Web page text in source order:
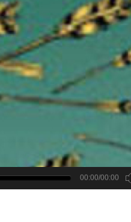
00:00/00:00